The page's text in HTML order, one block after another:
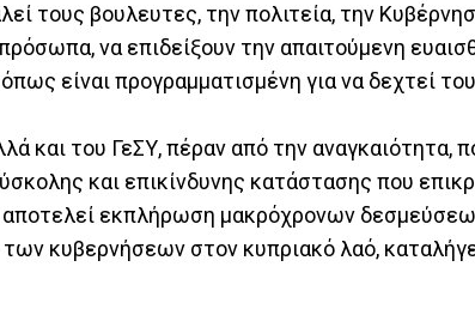
τους βουλευτες, την πολιτεία, την
να επιδείξουν την απαιτούμενη
είναι προγραμματισμένη για να δεχτεί
και του ΓεΣΥ, πέραν από την αναγκαιότητα,
και επικίνδυνης κατάστασης που
αποτελεί εκπλήρωση μακρόχρονων
κυβερνήσεων στον κυπριακό λαό,